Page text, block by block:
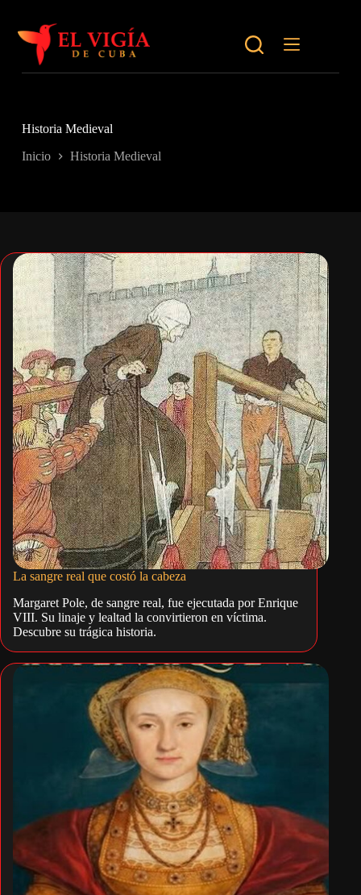
contenido
Historia Medieval
Inicio Historia Medieval
La sangre real que costó la cabeza
Margaret Pole, de sangre real, fue ejecutada por Enrique
VIII. Su linaje y lealtad la convirtieron en víctima.
Descubre su trágica historia.